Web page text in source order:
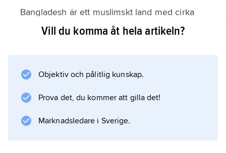
Bangladesh är ett muslimskt land med cirka
91 procent muslimer och 8 procent hinduer
hanafitiska rättsskolan. Islam befästes i
Bengalen på 1200-talet, och under mogulerna
främst hinduer och buddhister till
Vill du komma åt hela artikeln?
Objektiv och pålitlig kunskap.
Prova det, du kommer att gilla det!
Marknadsledare i Sverige.